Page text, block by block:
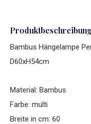
Bambus Hängelampe
D60xH54cm
Material: Bambus
Farbe: multi
Breite in cm: 60